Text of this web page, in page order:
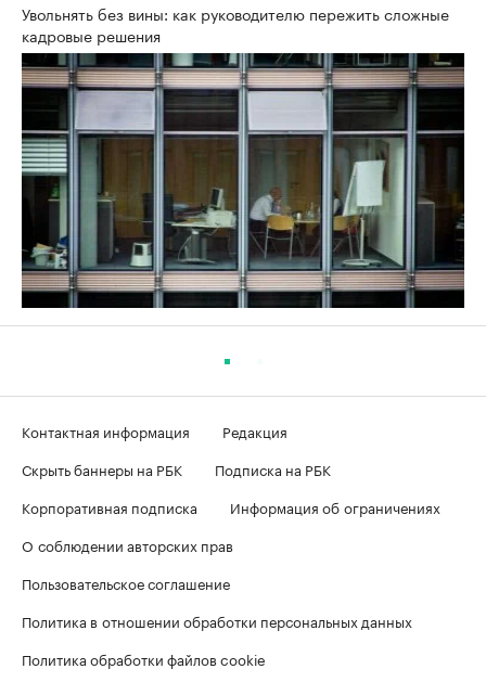
Увольнять без вины: как руководителю пережить сложные
кадровые решения
Контактная информация
Редакция
Скрыть баннеры на РБК
Подписка на РБК
Корпоративная подписка
Информация об ограничениях
О соблюдении авторских прав
Пользовательское соглашение
Политика в отношении обработки персональных данных
Политика обработки файлов cookie